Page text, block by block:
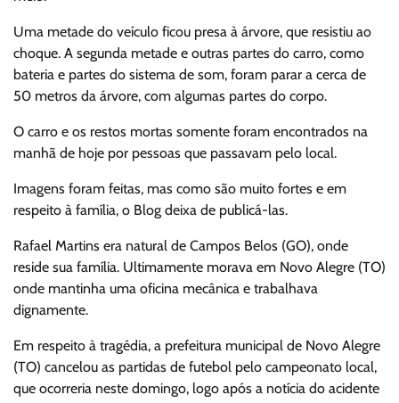
Uma metade do veículo ficou presa à árvore, que resistiu ao
choque. A segunda metade e outras partes do carro, como
bateria e partes do sistema de som, foram parar a cerca de
50 metros da árvore, com algumas partes do corpo.
O carro e os restos mortas somente foram encontrados na
manhã de hoje por pessoas que passavam pelo local.
Imagens foram feitas, mas como são muito fortes e em
respeito à família, o Blog deixa de publicá-las.
Rafael Martins era natural de Campos Belos (GO), onde
reside sua família. Ultimamente morava em Novo Alegre (TO)
onde mantinha uma oficina mecânica e trabalhava
dignamente.
Em respeito à tragédia, a prefeitura municipal de Novo Alegre
(TO) cancelou as partidas de futebol pelo campeonato local,
que ocorreria neste domingo, logo após a notícia do acidente